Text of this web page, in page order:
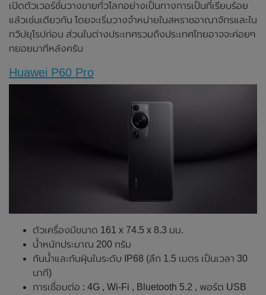
เปิดตัวเวอร์ชั่นวางขายทั่วโลกอย่างเป็นทางการเป็นที่เรียบร้อย
แล้วเช่นเดียวกัน โดยจะเริ่มวางจำหน่ายในสหราชอาณาจักรและใน
ทวีปยุโรปก่อน ส่วนในต่างประเทศรวมถึงประเทศไทยอาจจะค่อยๆ
ทยอยมาทีหลังครับ
Huawei P60 Pro
ตัวเครื่องมีขนาด 161 x 74.5 x 8.3 มม.
น้ำหนักประมาณ 200 กรัม
กันน้ำและกันฝุ่นในระดับ IP68 (ลึก 1.5 เมตร เป็นเวลา 30
นาที)
การเชื่อมต่อ : 4G , Wi-Fi , Bluetooth 5.2 , พอร์ต USB